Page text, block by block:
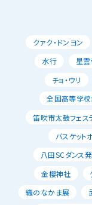
クァク・ドンヨン
水行
星
チョ・ウリ
全国高等学
笛吹市太鼓フェス
バスケット
八田SCダンス
金櫻神社
織のなかま展